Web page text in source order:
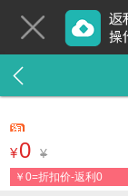
¥0 ¥
￥0=折扣价-返利0